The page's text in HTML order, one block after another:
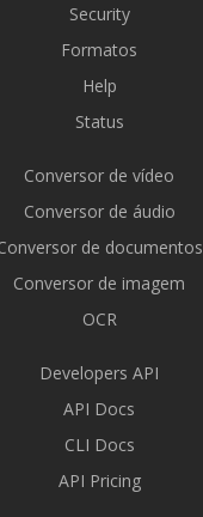
Security
Formatos
Help
Status
Conversor de vídeo
Conversor de áudio
de documentos
Conversor de imagem
OCR
Developers API
API Docs
CLI Docs
API Pricing